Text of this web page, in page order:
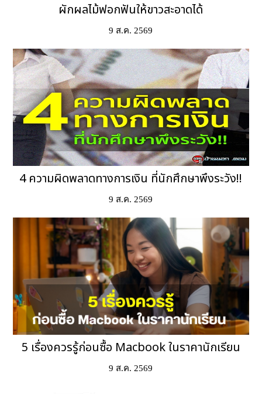
ผักผลไม้ฟอกฟันให้ขาวสะอาดได้
9 ส.ค. 2569
4 ความผิดพลาดทางการเงิน ที่นักศึกษาพึงระวัง!!
9 ส.ค. 2569
5 เรื่องควรรู้ก่อนซื้อ Macbook ในราคานักเรียน
9 ส.ค. 2569